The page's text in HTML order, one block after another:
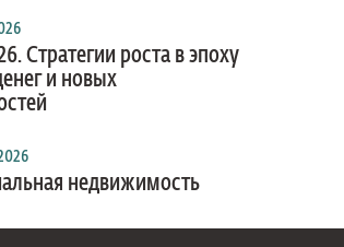
Стратегии роста в эпоху
и новых
недвижимость